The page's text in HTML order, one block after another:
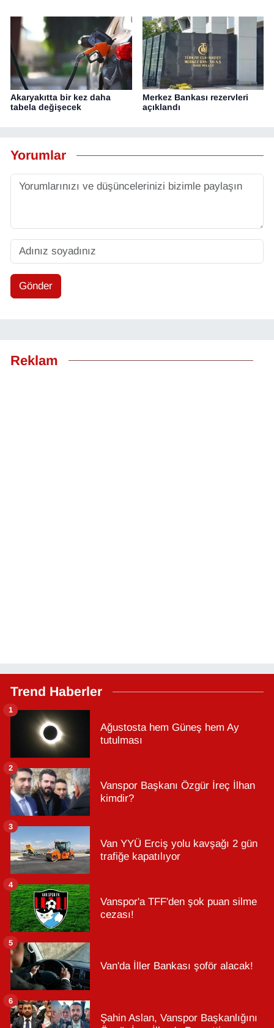
Akaryakıtta bir kez daha
tabela değişecek
Merkez Bankası rezervleri
açıklandı
Yorumlar
Gönder
Reklam
Trend Haberler
Ağustosta hem Güneş hem Ay
tutulması
1
Vanspor Başkanı Özgür İreç İlhan
kimdir?
2
Van YYÜ Erciş yolu kavşağı 2 gün
trafiğe kapatılıyor
3
Vanspor'a TFF'den şok puan silme
cezası!
4
Van'da İller Bankası şoför alacak!
5
Şahin Aslan, Vanspor Başkanlığını
6